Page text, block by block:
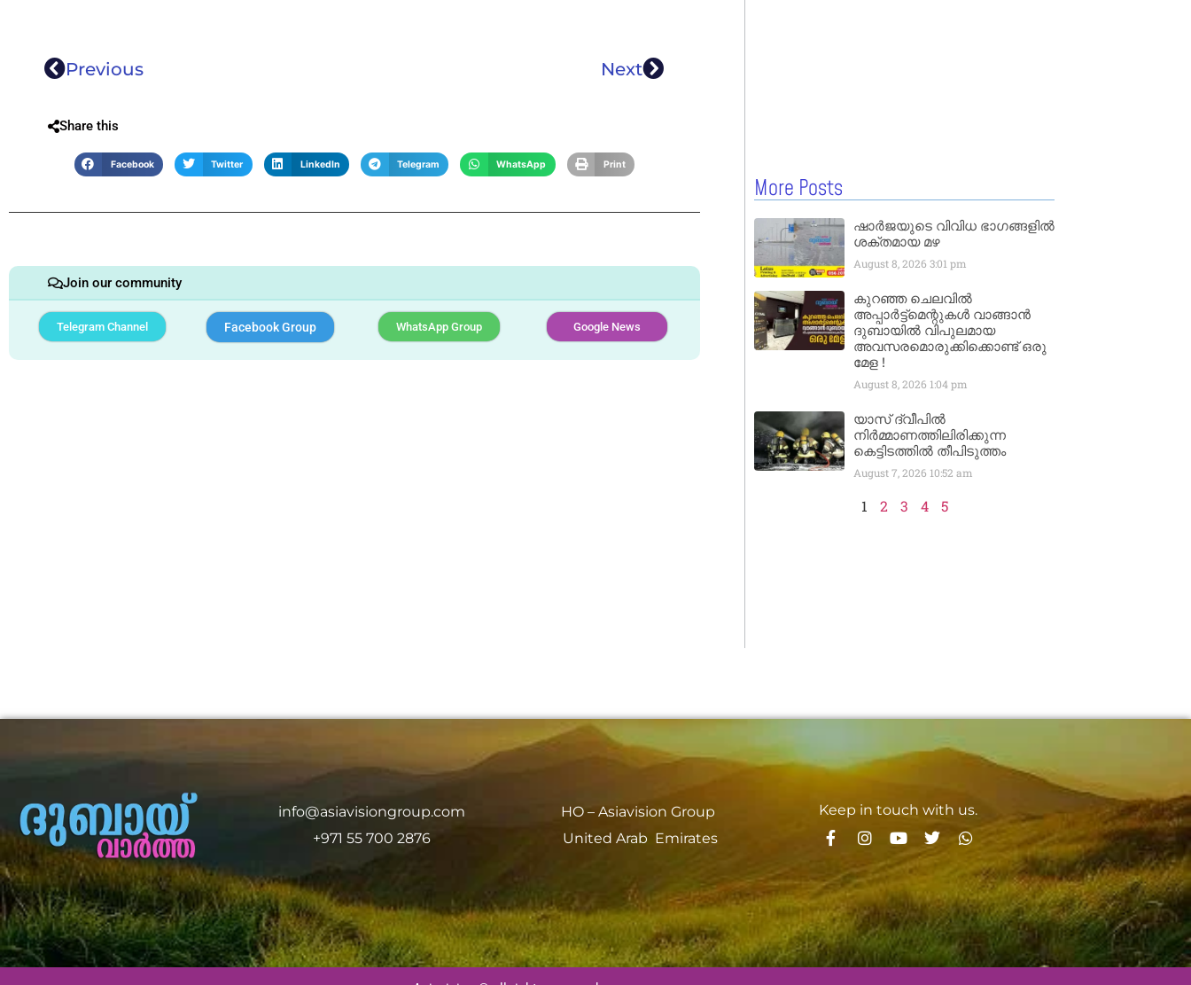
Previous Next
Share this
Facebook Twitter LinkedIn Telegram WhatsApp Print
Join our community
Telegram Channel Facebook Group WhatsApp Group Google News
More Posts
ഷാർജയുടെ വിവിധ ഭാഗങ്ങളിൽ
ശക്തമായ മഴ
August 8, 2026 3:01 pm
കുറഞ്ഞ ചെലവിൽ
അപ്പാർട്ട്മെന്റുകൾ വാങ്ങാൻ
ദുബായിൽ വിപുലമായ
അവസരമൊരുക്കിക്കൊണ്ട് ഒരു
മേള !
August 8, 2026 1:04 pm
യാസ് ദ്വീപിൽ
നിർമ്മാണത്തിലിരിക്കുന്ന
കെട്ടിടത്തിൽ തീപിടുത്തം
August 7, 2026 10:52 am
1 2 3 4 5
info@asiavisiongroup.com
+971 55 700 2876
HO – Asiavision Group
United Arab Emirates
Keep in touch with us.